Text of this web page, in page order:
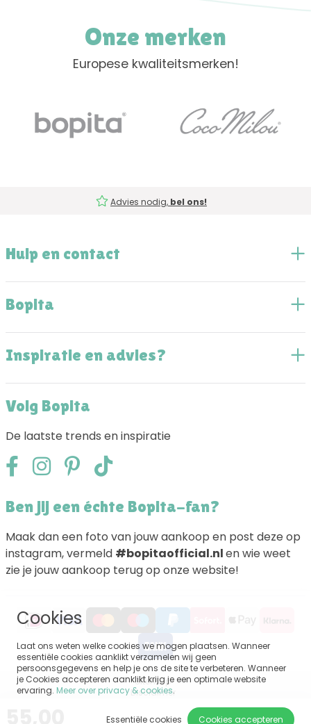
Onze merken
Europese kwaliteitsmerken!
Advies nodig, bel ons!
Hulp en contact
Bopita
Inspiratie en advies?
Volg Bopita
De laatste trends en inspiratie
Ben jij een échte Bopita-fan?
Maak dan een foto van jouw aankoop en post deze op
instagram, vermeld #bopitaofficial.nlen wie weet
zie je jouw aankoop terug op onze website!
Sitemap
Disclaimer
Algemene voorwaarden
Cookies
Laat ons weten welke cookies we mogen plaatsen. Wanneer
essentiële cookies aanklikt verzamelen wij geen
persoonsgegevens en help je ons de site te verbeteren. Wanneer
je Cookies accepteren aanklikt krijg je een optimale website
ervaring. Meer over privacy & cookies.
Cookies accepteren
Essentiële cookies